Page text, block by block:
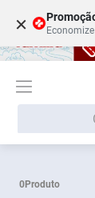
×
O que você
0Produto